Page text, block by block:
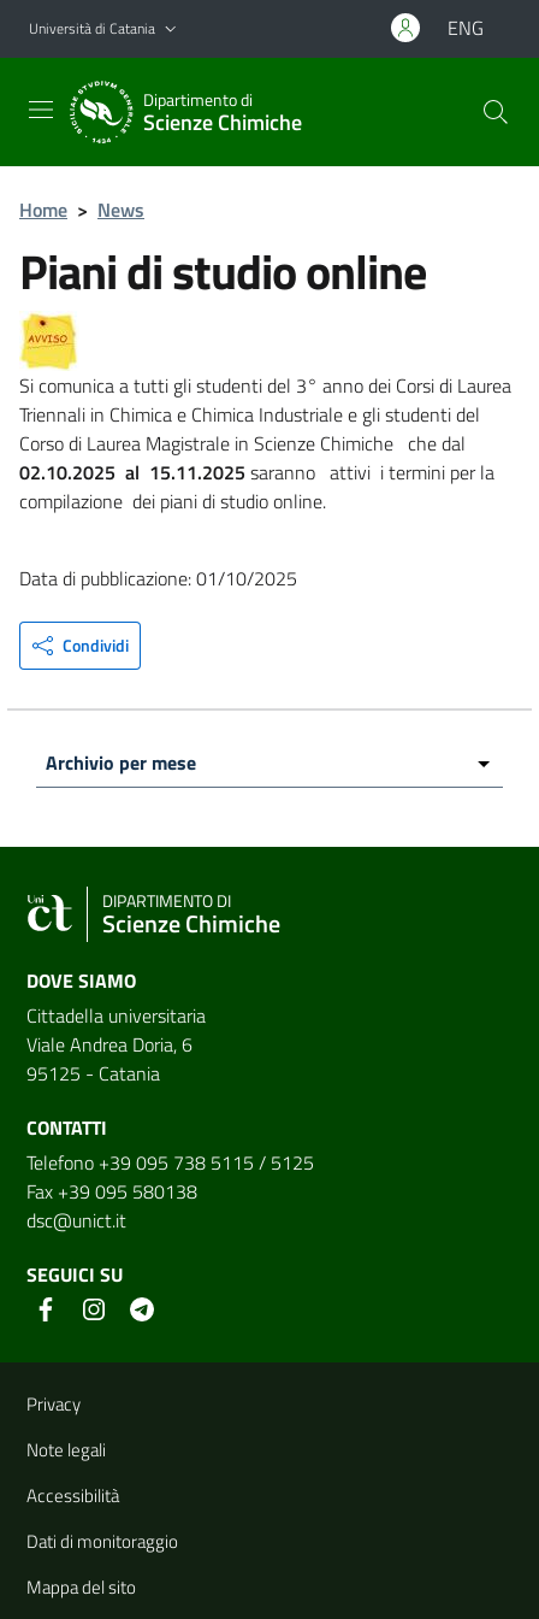
Vai al contenuto principale
Vai al menu di navigazione
Università di Catania ENG
Dipartimento di
Scienze Chimiche
Home > News
Piani di studio online
Si comunica a tutti gli studenti del 3° anno dei Corsi di Laurea
Triennali in Chimica e Chimica Industriale e gli studenti del
Corso di Laurea Magistrale in Scienze Chimiche che dal
02.10.2025 al 15.11.2025 saranno attivi i termini per la
compilazione dei piani di studio online.
Data di pubblicazione: 01/10/2025
Condividi
DIPARTIMENTO DI
Scienze Chimiche
DOVE SIAMO
Cittadella universitaria
Viale Andrea Doria, 6
95125 - Catania
CONTATTI
Telefono +39 095 738 5115 / 5125
Fax +39 095 580138
dsc@unict.it
SEGUICI SU
Link e informazioni utili
Privacy
Note legali
Accessibilità
Dati di monitoraggio
Mappa del sito